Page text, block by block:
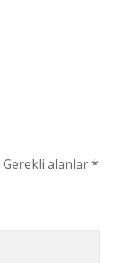
Gerekli alanlar*